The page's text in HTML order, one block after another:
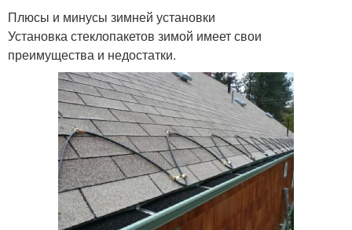
Плюсы и минусы зимней установки
Установка стеклопакетов зимой имеет свои
преимущества и недостатки.